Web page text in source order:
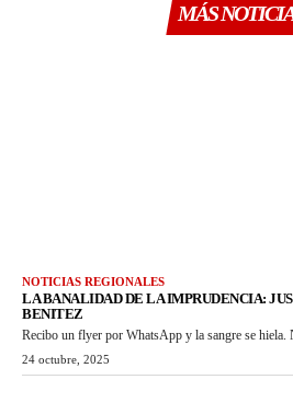
MÁS
NOTICIAS REGIONALES
LA BANALIDAD DE LA IMPRUDENCIA:
BENITEZ
Recibo un flyer por WhatsApp y la sangre se hiela.
24 octubre, 2025